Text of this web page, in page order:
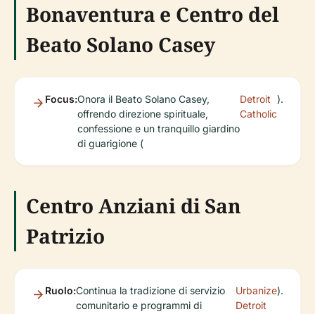
Bonaventura e Centro del
Beato Solano Casey
Focus:Onora il Beato Solano Casey,
offrendo direzione spirituale,
confessione e un tranquillo giardino
di guarigione (
Detroit
Catholic
).
Centro Anziani di San
Patrizio
Ruolo:Continua la tradizione di servizio
comunitario e programmi di
Urbanize
Detroit
).